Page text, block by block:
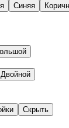
Синяя
Двойной
Скрыть